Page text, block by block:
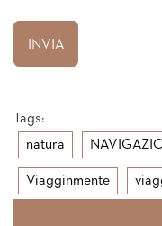
Tags:
natura
Viagginmente